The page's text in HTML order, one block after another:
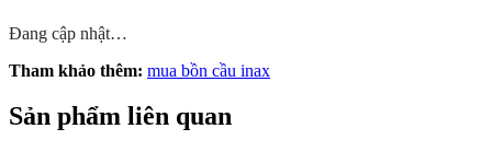
Đang cập nhật…
Tham khảo thêm: mua bồn cầu inax
Sản phẩm liên quan